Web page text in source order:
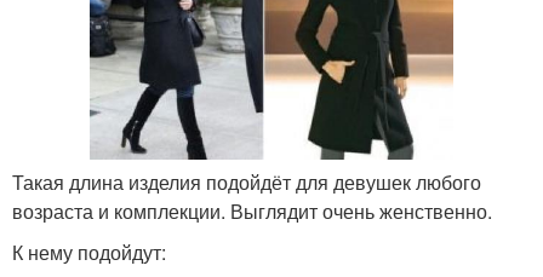
Такая длина изделия подойдёт для девушек любого
возраста и комплекции. Выглядит очень женственно.
К нему подойдут: